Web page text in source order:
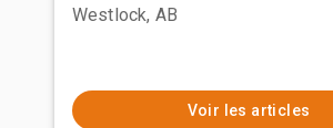
Westlock, AB
Voir les articles